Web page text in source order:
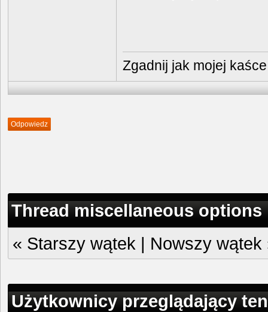
Zgadnij jak mojej
Odpowiedz
Thread miscellaneous options
« Starszy wątek | Nowszy wątek
Użytkownicy przeglądający